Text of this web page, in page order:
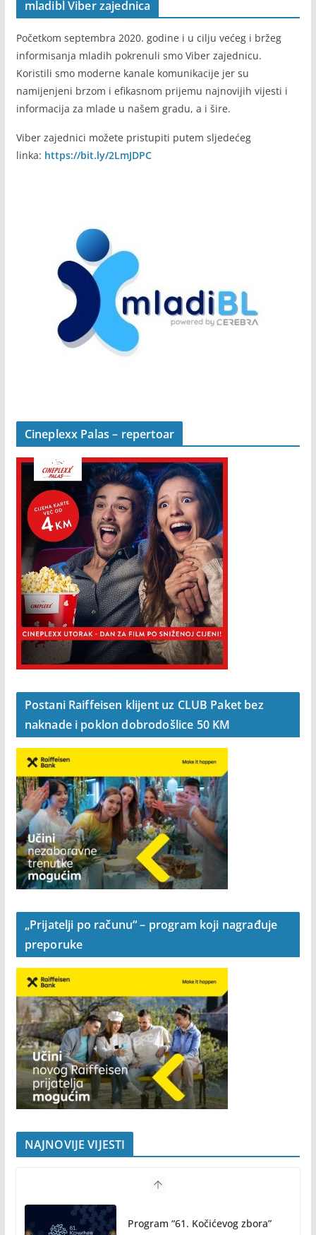
mladibl Viber zajednica
Početkom septembra 2020. godine i u cilju većeg i bržeg
informisanja mladih pokrenuli smo Viber zajednicu.
Koristili smo moderne kanale komunikacije jer su
namijenjeni brzom i efikasnom prijemu najnovijih vijesti i
informacija za mlade u našem gradu, a i šire.
Viber zajednici možete pristupiti putem sljedećeg
linka: https://bit.ly/2LmJDPC
Cineplexx Palas – repertoar
Postani Raiffeisen klijent uz CLUB Paket bez
naknade i poklon dobrodošlice 50 KM
„Prijatelji po računu“ – program koji nagrađuje
preporuke
NAJNOVIJE VIJESTI
Program “61. Kočićevog zbora”